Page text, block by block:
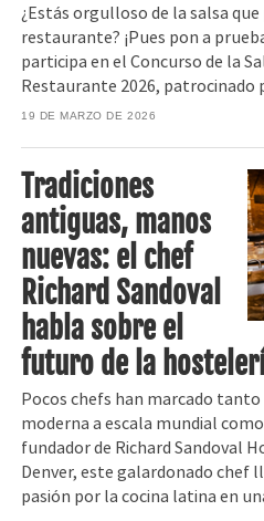
¿Estás orgulloso de la salsa
restaurante? ¡Pues pon a
participa en el Concurso de la
Restaurante 2026, patrocinado
19 DE MARZO DE 2026
Tradiciones
antiguas, manos
nuevas: el chef
Richard Sandoval
habla sobre el
futuro de la
Pocos chefs han marcado tanto
moderna a escala mundial
fundador de Richard Sandoval
Denver, este galardonado chef
pasión por la cocina latina en